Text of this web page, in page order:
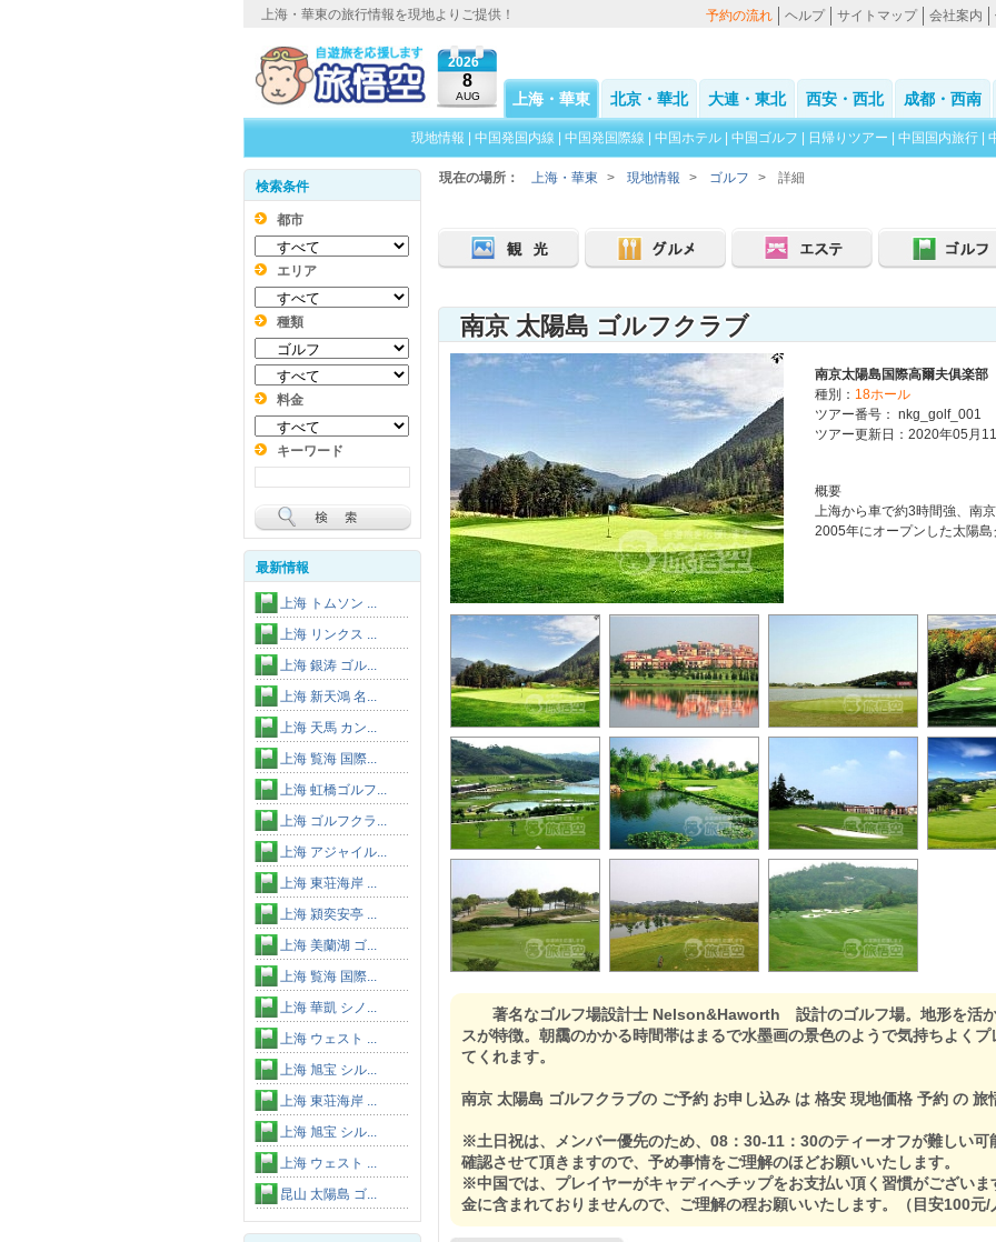
上海・華東の旅行情報を現地よりご提供！ 予約の流れ ヘルプ サイトマップ 会社案内
2026
8
AUG 上海・華東 北京・華北 大連・東北 西安・西北 成都・西南
現地情報 中国発国内線 中国発国際線 中国ホテル 中国ゴルフ 日帰りツアー 中国国内旅行
検索条件
都市
エリア
種類
料金
キーワード
最新情報
上海 トムソン ...
上海 リンクス ...
上海 銀涛 ゴル...
上海 新天鴻 名...
上海 天馬 カン...
上海 覧海 国際...
上海 虹橋ゴルフ...
上海 ゴルフクラ...
上海 アジャイル...
上海 東荘海岸 ...
上海 潁奕安亭 ...
上海 美蘭湖 ゴ...
上海 覧海 国際...
上海 華凱 シノ...
上海 ウェスト ...
上海 旭宝 シル...
上海 東荘海岸 ...
上海 旭宝 シル...
上海 ウェスト ...
昆山 太陽島 ゴ...
現在の場所： 上海・華東 > 現地情報 > ゴルフ > 詳細
南京 太陽島 ゴルフクラブ
南京太陽島国際高爾夫俱楽部
種別： 18ホール
ツアー番号： nkg_golf_001
ツアー更新日：2020年05月
概要
上海から車で約3時間強、南
2005年にオープンした太陽
著名なゴルフ場設計士 Nelson&Haworth 設計のゴルフ場。地形を活
スが特徴。朝靄のかかる時間帯はまるで水墨画の景色のようで気持ちよく
てくれます。
南京 太陽島 ゴルフクラブの ご予約 お申し込み は 格安 現地価格 予約 の 旅
※土日祝は、メンバー優先のため、08：30-11：30のティーオフが難しい可
確認させて頂きますので、予め事情をご理解のほどお願いいたします。
※中国では、プレイヤーがキャディへチップをお支払い頂く習慣がござい
金に含まれておりませんので、ご理解の程お願いいたします。（目安100元/